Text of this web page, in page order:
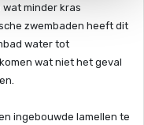
minder kras
zwembaden heeft dit
water tot
wat niet het geval
ingebouwde lamellen te